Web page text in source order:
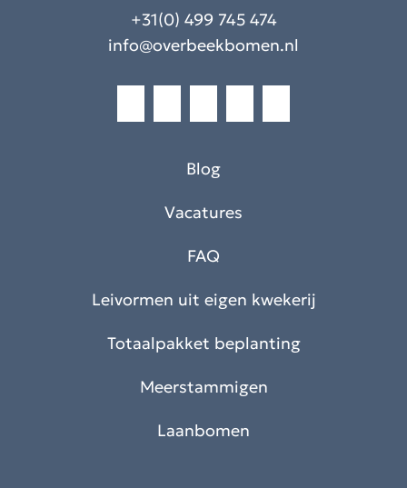
+31(0) 499 745 474
info@overbeekbomen.nl
Blog
Vacatures
FAQ
Leivormen uit eigen kwekerij
Totaalpakket beplanting
Meerstammigen
Laanbomen